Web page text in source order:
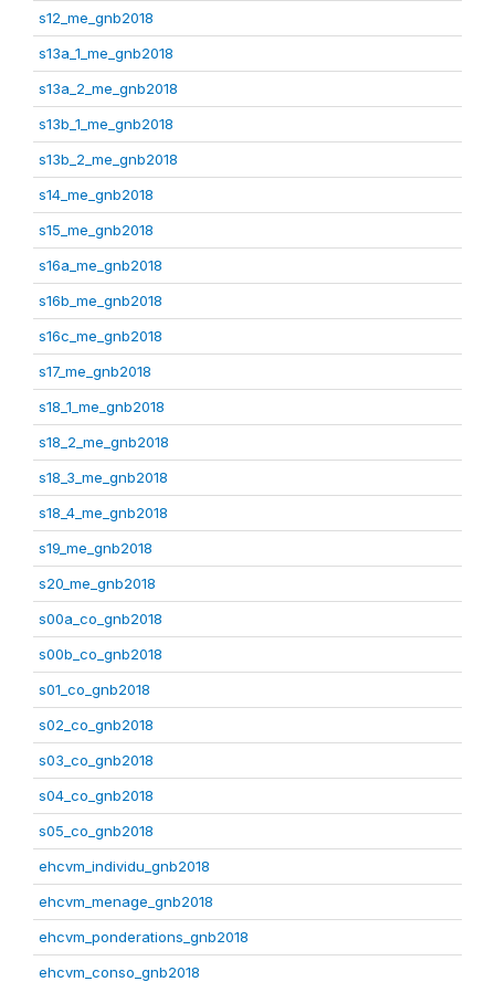
s12_me_gnb2018
s13a_1_me_gnb2018
s13a_2_me_gnb2018
s13b_1_me_gnb2018
s13b_2_me_gnb2018
s14_me_gnb2018
s15_me_gnb2018
s16a_me_gnb2018
s16b_me_gnb2018
s16c_me_gnb2018
s17_me_gnb2018
s18_1_me_gnb2018
s18_2_me_gnb2018
s18_3_me_gnb2018
s18_4_me_gnb2018
s19_me_gnb2018
s20_me_gnb2018
s00a_co_gnb2018
s00b_co_gnb2018
s01_co_gnb2018
s02_co_gnb2018
s03_co_gnb2018
s04_co_gnb2018
s05_co_gnb2018
ehcvm_individu_gnb2018
ehcvm_menage_gnb2018
ehcvm_ponderations_gnb2018
ehcvm_conso_gnb2018